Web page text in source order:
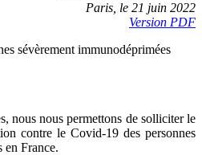
Paris, le 21 juin 2022
Version PDF
sévèrement immunodéprimées
nous nous permettons de solliciter le
contre le Covid-19 des personnes
en France.